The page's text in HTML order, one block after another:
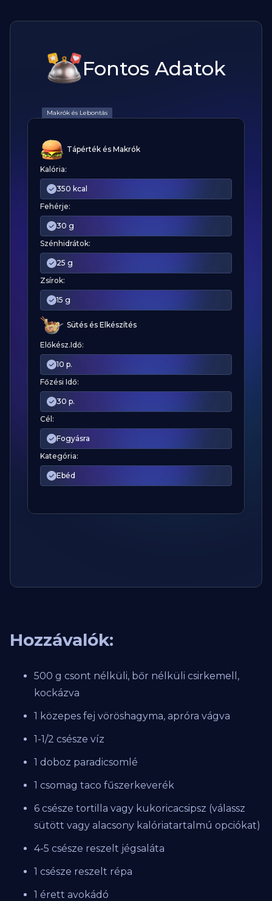
Fontos Adatok
Makrók és Lebontás
Tápérték és Makrók
Kalória:
350 kcal
Fehérje:
30 g
Szénhidrátok:
25 g
Zsírok:
15 g
Sütés és Elkészítés
Előkész.Idő:
10 p.
Főzési Idő:
30 p.
Cél:
Fogyásra
Kategória:
Ebéd
Hozzávalók:
500 g csont nélküli, bőr nélküli csirkemell,
kockázva
1 közepes fej vöröshagyma, apróra vágva
1-1/2 csésze víz
1 doboz paradicsomlé
1 csomag taco fűszerkeverék
6 csésze tortilla vagy kukoricacsipsz (válassz
sütött vagy alacsony kalóriatartalmú opciókat)
4-5 csésze reszelt jégsaláta
1 csésze reszelt répa
1 érett avokádó